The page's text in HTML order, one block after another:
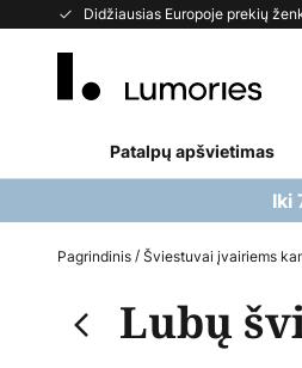
Didžiausias Europoje prekių
Skip
Patalpų apšvietimas
Iki
Pagrindinis Šviestuvai įvairiems
Lubų